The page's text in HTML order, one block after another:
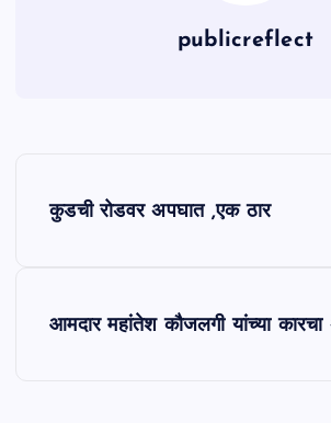
publicreflect
कुडची रोडवर अपघात ,एक ठार
आमदार महांतेश कौजलगी यांच्या